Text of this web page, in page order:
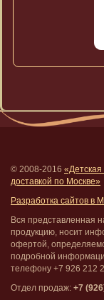
© 2008-2016
доставкой по Москве»
Разработка сайтов в
Вся представленная
продукцию, носит
офертой,
подробной
телефону +7 926 212
Отдел продаж: +7